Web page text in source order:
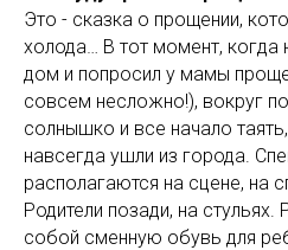
Это - сказка о прощении,
холода… В тот момент,
дом и попросил у мамы
совсем несложно!), вокруг
солнышко и все начало
навсегда ушли из города.
располагаются на сцене, на
Родители позади, на стульях.
собой сменную обувь для